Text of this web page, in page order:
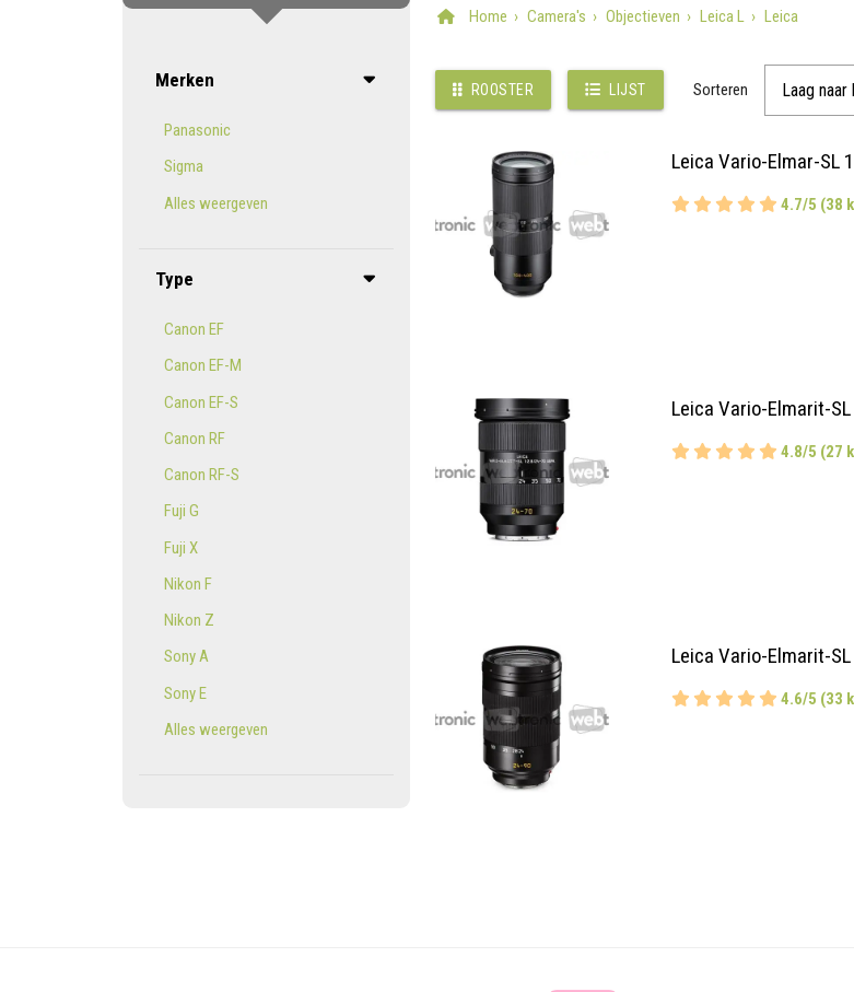
Merken
Panasonic
Sigma
Alles weergeven
Type
Canon EF
Canon EF-M
Canon EF-S
Canon RF
Canon RF-S
Fuji G
Fuji X
Nikon F
Nikon Z
Sony A
Sony E
Alles weergeven
Home Camera's Objectieven Leica L Leica
ROOSTER LIJST Sorteren
Leica Vario-Elmar-SL
4.7/5 (38
Leica Vario-Elmarit-
4.8/5 (27
Leica Vario-Elmarit-
4.6/5 (33